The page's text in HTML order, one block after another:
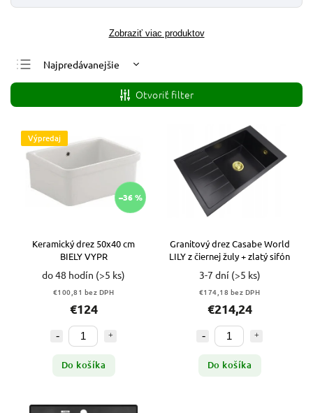
Zobraziť viac produktov
Najpredávanejšie
Najlacnejšie
Najdrahšie
Abecedne
Otvoriť filter
Výpredaj
–36 %
Keramický drez 50x40 cm
BIELY VYPR
do 48 hodín (>5 ks)
€100,81 bez DPH
€124
Do košíka
Granitový drez Casabe World
LILY z čiernej žuly + zlatý sifón
3-7 dní (>5 ks)
€174,18 bez DPH
€214,24
Do košíka